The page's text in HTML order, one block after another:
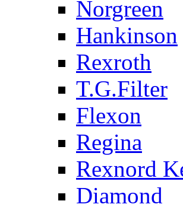
Norgreen
Hankinson
Rexroth
T.G.Filter
Flexon
Regina
Rexnord
Diamond